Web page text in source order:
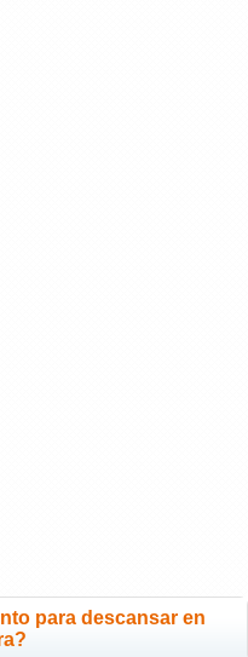
para descansar en